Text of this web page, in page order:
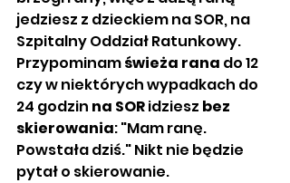
jedziesz z dzieckiem na SOR, na
Szpitalny Oddział Ratunkowy.
Przypominam świeża rana do 12
czy w niektórych wypadkach do
24 godzin na SOR idziesz bez
skierowania: "Mam ranę.
Powstała dziś." Nikt nie będzie
pytał o skierowanie.